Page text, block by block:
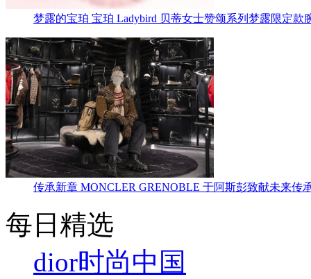
梦露的宝珀 宝珀 Ladybird 贝蒂女士赞颂系列梦露限定款
传承新章 MONCLER GRENOBLE 于阿斯彭致献未来传
每日精选
dior时尚中国